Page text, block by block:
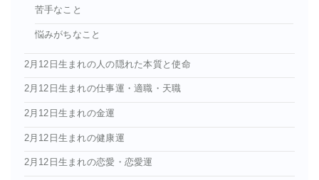
苦手なこと
悩みがちなこと
2月12日生まれの人の隠れた本質と使命
2月12日生まれの仕事運・適職・天職
2月12日生まれの金運
2月12日生まれの健康運
2月12日生まれの恋愛・恋愛運